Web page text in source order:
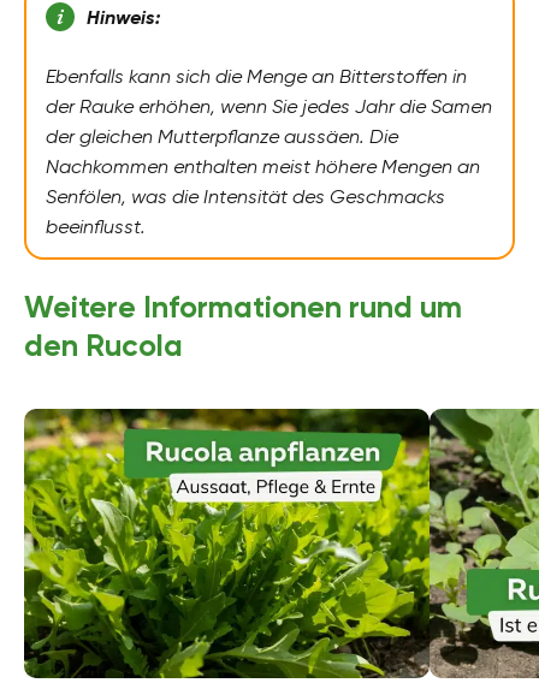
Hinweis:
Ebenfalls kann sich die Menge an Bitterstoffen in
der Rauke erhöhen, wenn Sie jedes Jahr die Samen
der gleichen Mutterpflanze aussäen. Die
Nachkommen enthalten meist höhere Mengen an
Senfölen, was die Intensität des Geschmacks
beeinflusst.
Weitere Informationen rund um
den Rucola